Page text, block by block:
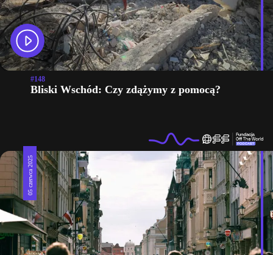
#148
Bliski Wschód: Czy zdążymy z pomocą?
05 czerwca 2025